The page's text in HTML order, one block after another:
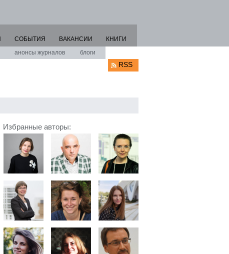
анонсы журналов блоги
СОБЫТИЯ ВАКАНСИИ КНИГИ
RSS
Избранные авторы: